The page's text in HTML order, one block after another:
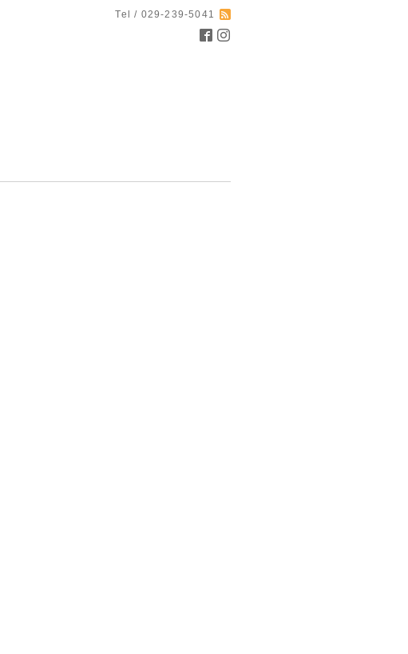
Tel / 029-239-5041